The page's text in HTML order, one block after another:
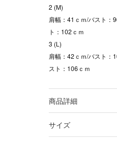
2 (M)
肩幅：41ｃｍ/バスト：
ト：102ｃｍ
3 (L)
肩幅：42ｃｍ/バスト：
スト：106ｃｍ
商品詳細
サイズ